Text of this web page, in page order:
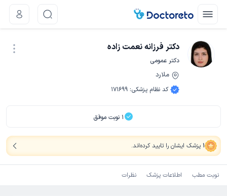
دکتر فرزانه نعمت زاده
دکتر عمومی
ملارد
کد نظام پزشکی:
171699
1 نوبت موفق
1 پزشک ایشان را تایید کرده‌اند.
نوبت مطب اطلاعات پزشک نظرات